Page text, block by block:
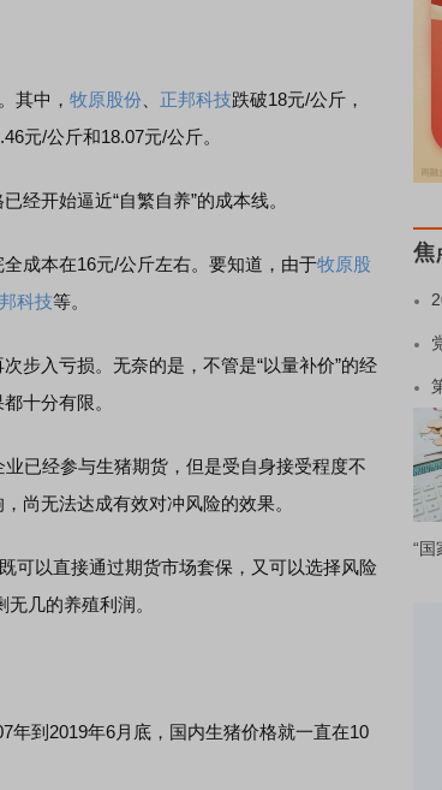
其中， 牧原股份 正邦科技跌破18元/公斤，
元/公斤和18.07元/公斤。
开始逼近“自繁自养”的成本线。
成本在16元/公斤左右。要知道，由于牧原股
科技等。
入亏损。无奈的是，不管是“以量补价”的经
十分有限。
已经参与生猪期货，但是受自身接受程度不
尚无法达成有效对冲风险的效果。
以直接通过期货市场套保，又可以选择风险
几的养殖利润。
到2019年6月底，国内生猪价格就一直在10
焦
“国